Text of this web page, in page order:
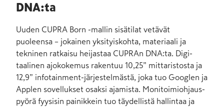
DNA:ta
Uuden CUPRA Born -mallin sisätilat vetävät
puoleensa – jokainen yksityis­kohta, materiaali ja
tekninen ratkaisu heijas­taa CUPRAn DNA:ta. Digi­
taalinen ajo­kokemus rakentuu 10,25” mittaristosta ja
12,9” infotainment-järjestelmästä, joka tuo Googlen ja
Applen sovellukset osaksi ajamista. Moni­toimi­ohjaus­
pyörä fyysisin painikkein tuo täydellistä hallintaa ja